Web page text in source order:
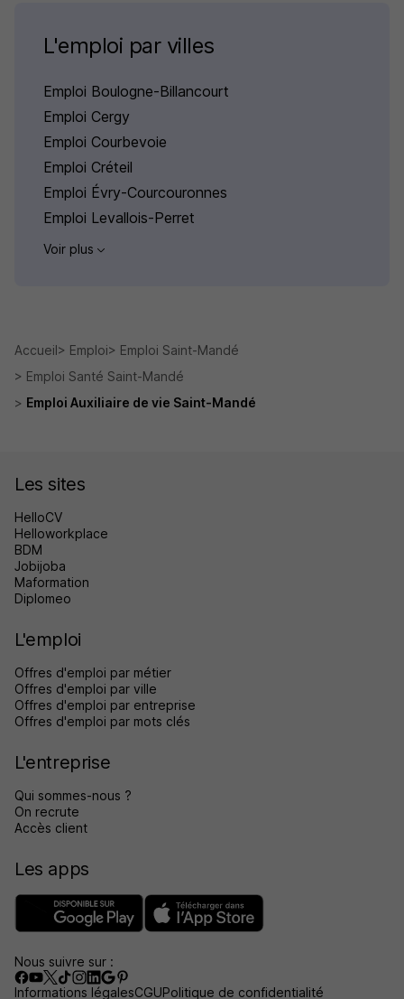
L'emploi par villes
Emploi Boulogne-Billancourt
Emploi Cergy
Emploi Courbevoie
Emploi Créteil
Emploi Évry-Courcouronnes
Emploi Levallois-Perret
Voir plus
Accueil Emploi
Emploi Saint-Mandé
Emploi Santé Saint-Mandé
Emploi Auxiliaire de vie Saint-Mandé
Les sites
HelloCV
Helloworkplace
BDM
Jobijoba
Maformation
Diplomeo
L'emploi
Offres d'emploi par métier
Offres d'emploi par ville
Offres d'emploi par entreprise
Offres d'emploi par mots clés
L'entreprise
Qui sommes-nous ?
On recrute
Accès client
Les apps
Nous suivre sur :
Informations légalesCGUPolitique de confidentialité